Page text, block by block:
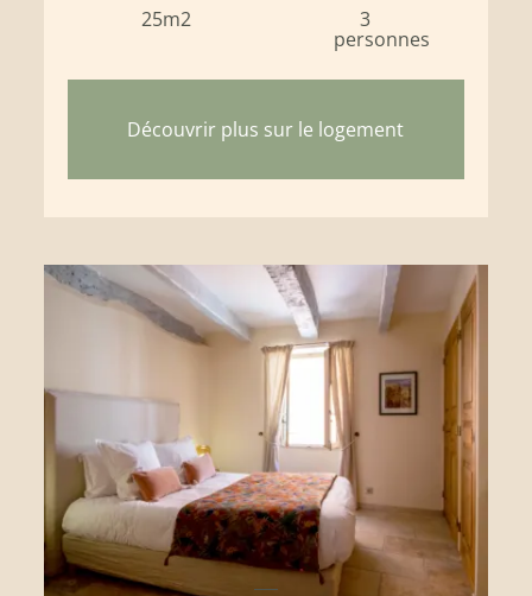
25m2 3
personnes
Découvrir plus sur le logement